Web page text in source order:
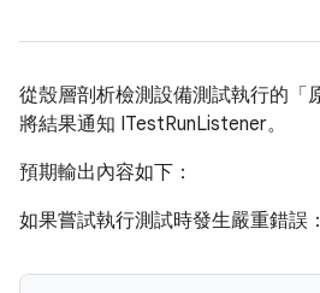
從殼層剖析檢測設備測試執行的「
將結果通知 ITestRunListener。
預期輸出內容如下：
如果嘗試執行測試時發生嚴重錯誤：